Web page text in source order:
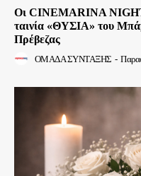
Οι CINEMARINA
ταινία «ΘΥΣΙΑ» του
Πρέβεζας
ΟΜΑΔΑ ΣΥΝΤΑΞΗΣ -